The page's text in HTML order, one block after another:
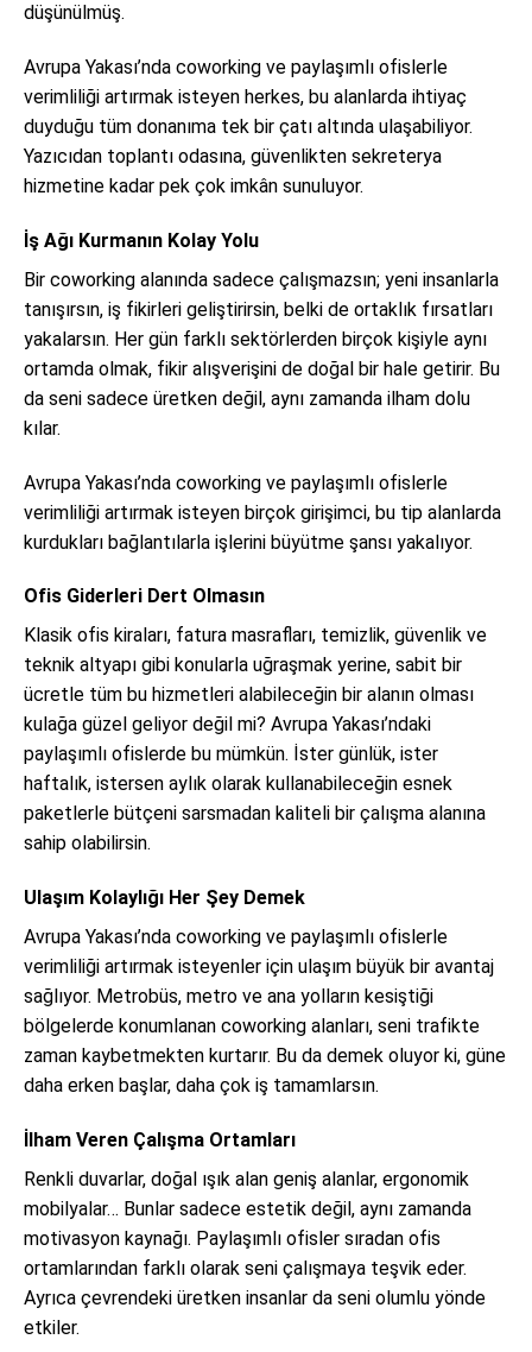
düşünülmüş.
Avrupa Yakası’nda coworking ve paylaşımlı ofislerle
verimliliği artırmak isteyen herkes, bu alanlarda ihtiyaç
duyduğu tüm donanıma tek bir çatı altında ulaşabiliyor.
Yazıcıdan toplantı odasına, güvenlikten sekreterya
hizmetine kadar pek çok imkân sunuluyor.
İş Ağı Kurmanın Kolay Yolu
Bir coworking alanında sadece çalışmazsın; yeni insanlarla
tanışırsın, iş fikirleri geliştirirsin, belki de ortaklık fırsatları
yakalarsın. Her gün farklı sektörlerden birçok kişiyle aynı
ortamda olmak, fikir alışverişini de doğal bir hale getirir. Bu
da seni sadece üretken değil, aynı zamanda ilham dolu
kılar.
Avrupa Yakası’nda coworking ve paylaşımlı ofislerle
verimliliği artırmak isteyen birçok girişimci, bu tip alanlarda
kurdukları bağlantılarla işlerini büyütme şansı yakalıyor.
Ofis Giderleri Dert Olmasın
Klasik ofis kiraları, fatura masrafları, temizlik, güvenlik ve
teknik altyapı gibi konularla uğraşmak yerine, sabit bir
ücretle tüm bu hizmetleri alabileceğin bir alanın olması
kulağa güzel geliyor değil mi? Avrupa Yakası’ndaki
paylaşımlı ofislerde bu mümkün. İster günlük, ister
haftalık, istersen aylık olarak kullanabileceğin esnek
paketlerle bütçeni sarsmadan kaliteli bir çalışma alanına
sahip olabilirsin.
Ulaşım Kolaylığı Her Şey Demek
Avrupa Yakası’nda coworking ve paylaşımlı ofislerle
verimliliği artırmak isteyenler için ulaşım büyük bir avantaj
sağlıyor. Metrobüs, metro ve ana yolların kesiştiği
bölgelerde konumlanan coworking alanları, seni trafikte
zaman kaybetmekten kurtarır. Bu da demek oluyor ki, güne
daha erken başlar, daha çok iş tamamlarsın.
İlham Veren Çalışma Ortamları
Renkli duvarlar, doğal ışık alan geniş alanlar, ergonomik
mobilyalar… Bunlar sadece estetik değil, aynı zamanda
motivasyon kaynağı. Paylaşımlı ofisler sıradan ofis
ortamlarından farklı olarak seni çalışmaya teşvik eder.
Ayrıca çevrendeki üretken insanlar da seni olumlu yönde
etkiler.